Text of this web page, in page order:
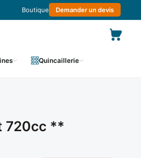
Boutique Demander un devis
Quincaillerie
720cc **